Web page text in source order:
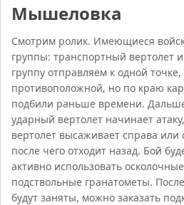
Мышеловка
Смотрим ролик. Имеющиеся
группы: транспортный вертолет
группу отправляем к одной
противоположной, но по краю
подбили раньше времени.
ударный вертолет начинает
вертолет высаживает справа или
после чего отходит назад. Бой
активно использовать
подствольные гранатометы.
будут заняты, можно заказать